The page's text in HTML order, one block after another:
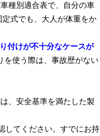
種別適合表で、自分の車
式でも、大人が体重をか
付けが不十分なケースが
を使う際は、事故歴がない
、安全基準を満たした製
してください。すでにお持